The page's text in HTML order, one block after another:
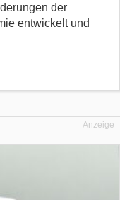
der
entwickelt und
Anzeige